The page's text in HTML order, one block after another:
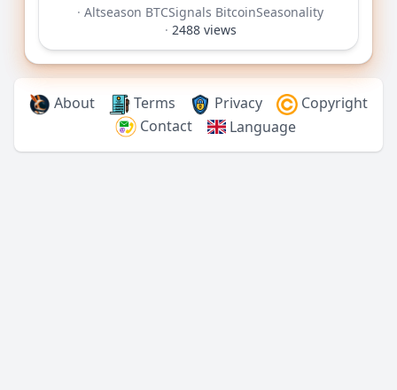
· Altseason BTCSignals BitcoinSeasonality
· 2488 views
About Terms Privacy
Copyright
Contact
Language